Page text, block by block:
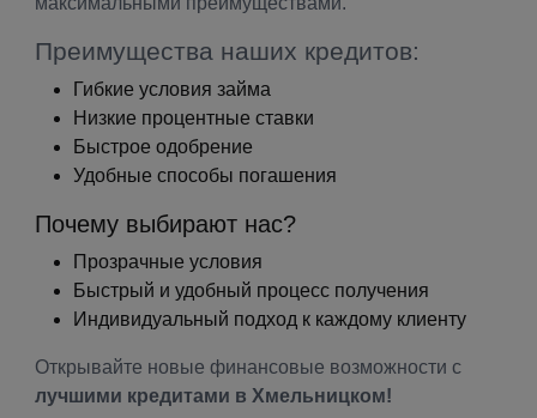
Преимущества наших кредитов:
Гибкие условия займа
Низкие процентные ставки
Быстрое одобрение
Удобные способы погашения
Почему выбирают нас?
Прозрачные условия
Быстрый и удобный процесс получения
Индивидуальный подход к каждому клиенту
Открывайте новые финансовые возможности с
лучшими кредитами в Хмельницком!